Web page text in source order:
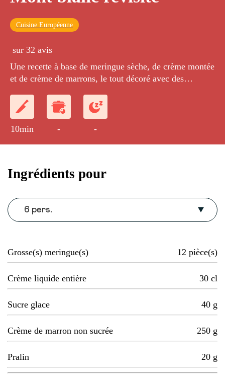
Cuisine Européenne
sur 32 avis
Une recette à base de meringue sèche, de crème montée
et de crème de marrons, le tout décoré avec des
10min - -
Ingrédients pour
6 pers.
Grosse(s) meringue(s) 12 pièce(s)
Crème liquide entière 30 cl
Sucre glace 40 g
Crème de marron non sucrée 250 g
Pralin 20 g